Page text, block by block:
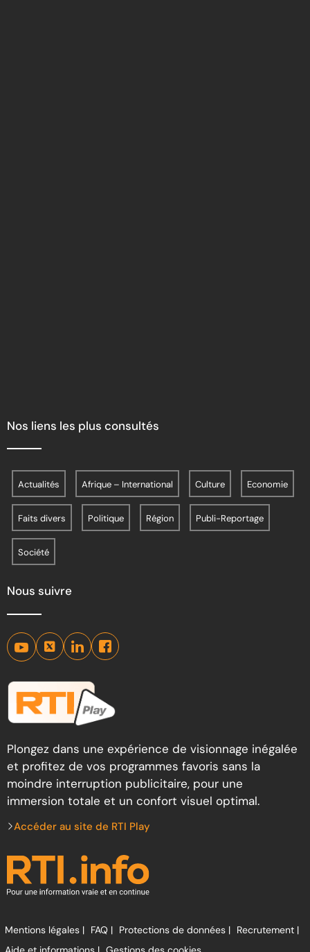
Nos liens les plus consultés
Actualités Afrique – International Culture Economie
Faits divers Politique Région Publi-Reportage
Société
Nous suivre
Plongez dans une expérience de visionnage inégalée
et profitez de vos programmes favoris sans la
moindre interruption publicitaire, pour une
immersion totale et un confort visuel optimal.
Accéder au site de RTI Play
Mentions légales | FAQ | Protections de données | Recrutement |